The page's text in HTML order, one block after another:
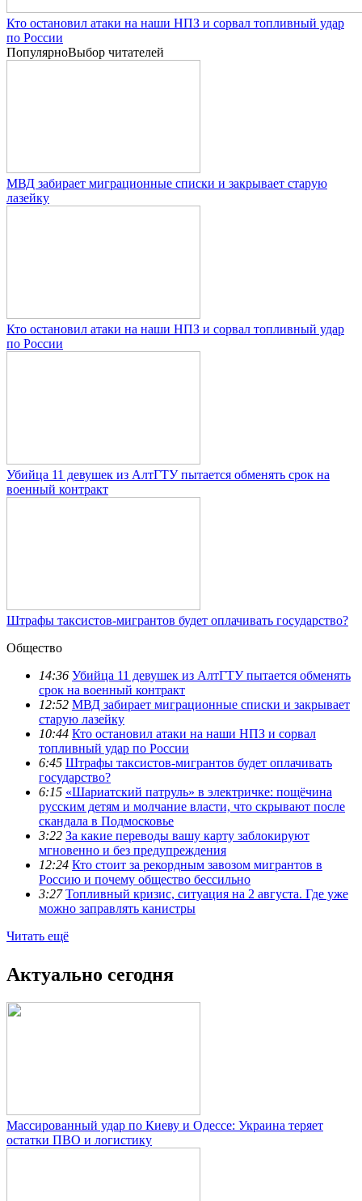
Кто остановил атаки на наши НПЗ и сорвал топливный удар
по России
ПопулярноВыбор читателей
МВД забирает миграционные списки и закрывает старую
лазейку
Кто остановил атаки на наши НПЗ и сорвал топливный удар
по России
Убийца 11 девушек из АлтГТУ пытается обменять срок на
военный контракт
Штрафы таксистов-мигрантов будет оплачивать государство?
Общество
14:36 Убийца 11 девушек из АлтГТУ пытается обменять
срок на военный контракт
12:52 МВД забирает миграционные списки и закрывает
старую лазейку
10:44 Кто остановил атаки на наши НПЗ и сорвал
топливный удар по России
6:45 Штрафы таксистов-мигрантов будет оплачивать
государство?
6:15 «Шариатский патруль» в электричке: пощёчина
русским детям и молчание власти, что скрывают после
скандала в Подмосковье
3:22 За какие переводы вашу карту заблокируют
мгновенно и без предупреждения
12:24 Кто стоит за рекордным завозом мигрантов в
Россию и почему общество бессильно
3:27 Топливный кризис, ситуация на 2 августа. Где уже
можно заправлять канистры
Читать ещё
Актуально сегодня
Массированный удар по Киеву и Одессе: Украина теряет
остатки ПВО и логистику